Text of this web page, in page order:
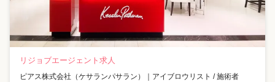
リジョブエージェント求人
ピアス株式会社（ケサランパサラン） アイブロウリスト / 施術者